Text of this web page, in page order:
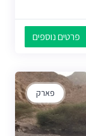
פרטים נוספים
פארק